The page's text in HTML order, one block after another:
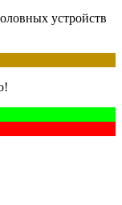
устройств